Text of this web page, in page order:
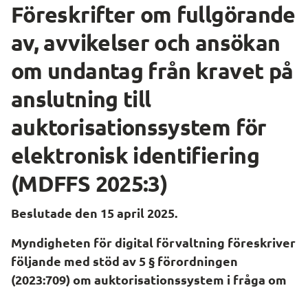
Föreskrifter om fullgörande
av, avvikelser och ansökan
om undantag från kravet på
anslutning till
auktorisationssystem för
elektronisk identifiering
(MDFFS 2025:3)
Beslutade den 15 april 2025.
Myndigheten för digital förvaltning föreskriver
följande med stöd av 5 § förordningen
(2023:709) om auktorisationssystem i fråga om